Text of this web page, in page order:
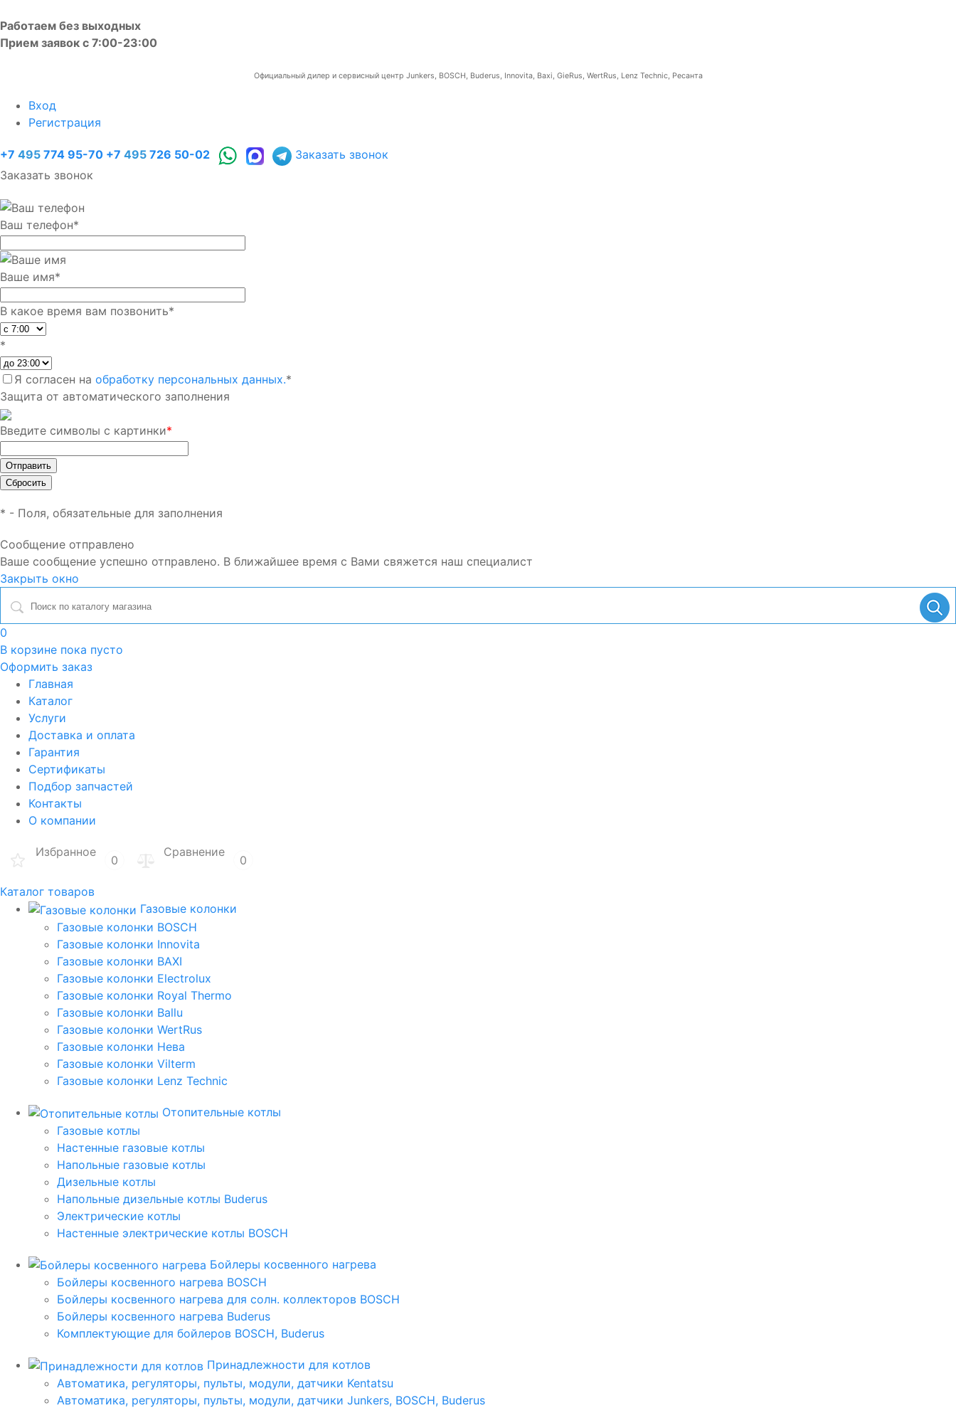
Работаем без выходных
Прием заявок с 7:00-23:00
Официальный дилер и сервисный центр Junkers, BOSCH, Buderus, Innovita, Baxi, GieRus, WertRus, Lenz Technic, Ресанта
Вход
Регистрация
+7 495 774 95-70 +7 495 726 50-02
Заказать звонок
Заказать звонок
Ваш телефон*
Ваше имя*
В какое время вам позвонить*
*
Я согласен на обработку персональных данных.*
Защита от автоматического заполнения
Введите символы с картинки*
* - Поля, обязательные для заполнения
Сообщение отправлено
Ваше сообщение успешно отправлено. В ближайшее время с Вами свяжется наш специалист
Закрыть окно
0
В корзине пока пусто
Оформить заказ
Главная
Каталог
Услуги
Доставка и оплата
Гарантия
Сертификаты
Подбор запчастей
Контакты
О компании
Избранное
0
Сравнение
0
Каталог товаров
Газовые колонки
Газовые колонки BOSCH
Газовые колонки Innovita
Газовые колонки BAXI
Газовые колонки Electrolux
Газовые колонки Royal Thermo
Газовые колонки Ballu
Газовые колонки WertRus
Газовые колонки Нева
Газовые колонки Vilterm
Газовые колонки Lenz Technic
Отопительные котлы
Газовые котлы
Настенные газовые котлы
Напольные газовые котлы
Дизельные котлы
Напольные дизельные котлы Buderus
Электрические котлы
Настенные электрические котлы BOSCH
Бойлеры косвенного нагрева
Бойлеры косвенного нагрева BOSCH
Бойлеры косвенного нагрева для солн. коллекторов BOSCH
Бойлеры косвенного нагрева Buderus
Комплектующие для бойлеров BOSCH, Buderus
Принадлежности для котлов
Автоматика, регуляторы, пульты, модули, датчики Kentatsu
Автоматика, регуляторы, пульты, модули, датчики Junkers, BOSCH, Buderus